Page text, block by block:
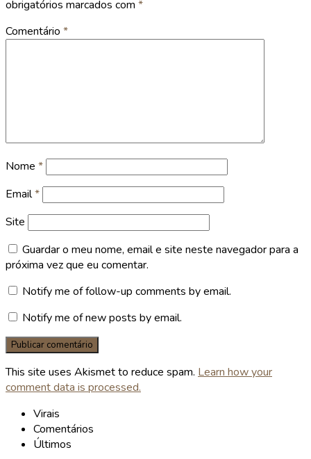
obrigatórios marcados com *
Comentário *
Nome *
Email*
Site
Guardar o meu nome, email e site neste navegador para a
próxima vez que eu comentar.
Notify me of follow-up comments by email.
Notify me of new posts by email.
This site uses Akismet to reduce spam. Learn how your
comment data is processed.
Virais
Comentários
Últimos